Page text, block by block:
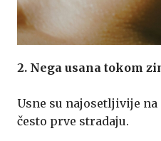
2. Nega usana tokom
Usne su najosetljivije
često prve stradaju.